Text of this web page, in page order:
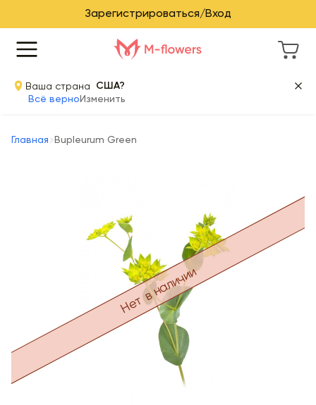
Зарегистрироваться/Вход
Ваша страна
США?
Всё верно Изменить
Главная Bupleurum Green
Нет в наличии